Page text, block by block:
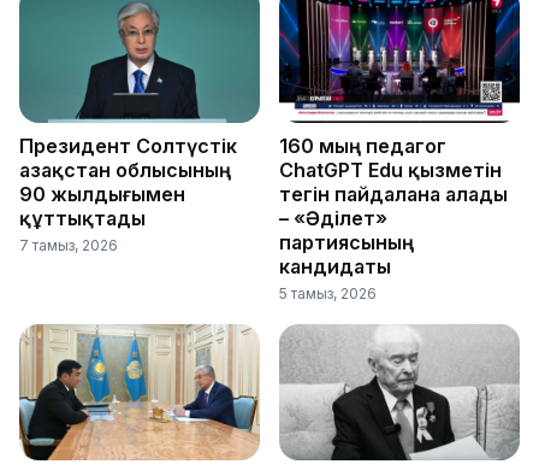
Президент Солтүстік
Қазақстан облысының
90 жылдығымен
құттықтады
7 тамыз, 2026
160 мың педагог
ChatGPT Edu қызметін
тегін пайдалана алады
– «Әділет»
партиясының
кандидаты
5 тамыз, 2026